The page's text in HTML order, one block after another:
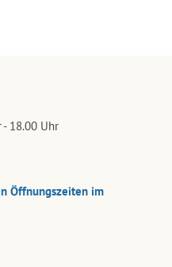
18.00 Uhr
Öffnungszeiten im